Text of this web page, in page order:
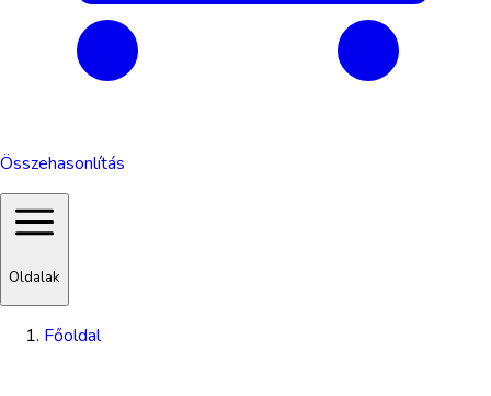
Összehasonlítás
Oldalak
Főoldal